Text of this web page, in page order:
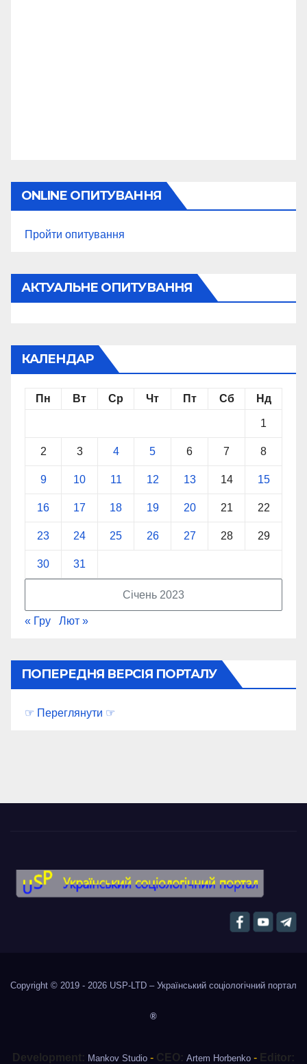
ONLINE ОПИТУВАННЯ
Пройти опитування
АКТУАЛЬНЕ ОПИТУВАННЯ
КАЛЕНДАР
Січень 2023
Пн Вт Ср Чт Пт Сб Нд
1
2 3 4 5 6 7 8
9 10 11 12 13 14 15
16 17 18 19 20 21 22
23 24 25 26 27 28 29
30 31
« Гру Лют »
ПОПЕРЕДНЯ ВЕРСІЯ ПОРТАЛУ
☞ Переглянути ☞
Copyright © 2019 - 2026 USP-LTD – Український соціологічний портал
®
Development: Mankov Studio - CEO: Artem Horbenko - Editor: